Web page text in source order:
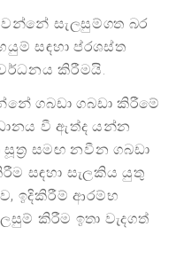
වන්නේ සැලසුම්ගත බර
සඳහා ප්රශස්ත
කිරීමයි.
ගබඩා ගබඩා කිරීමේ
වී ඇත්ද යන්න
සමඟ නවීන ගබඩා
සඳහා සැලකිය යුතු
ඉදිකිරීම් ආරම්භ
කිරීම ඉතා වැදගත්